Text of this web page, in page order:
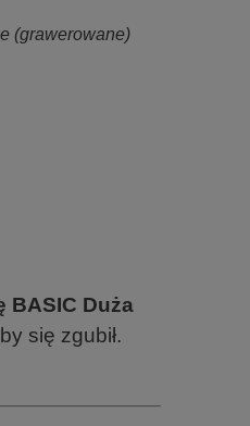
(grawerowane)
BASIC Duża
się zgubił.